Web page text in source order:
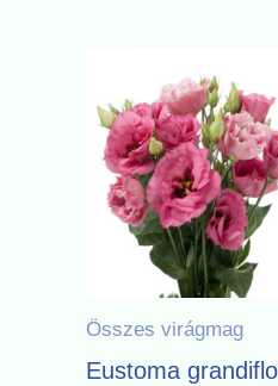
Összes virágmag
Eustoma